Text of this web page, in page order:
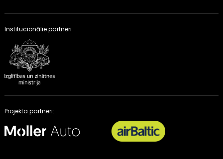
Institucionālie partneri
Projekta partneri: